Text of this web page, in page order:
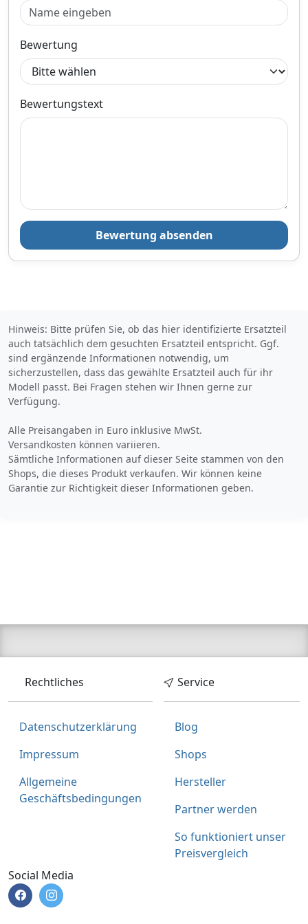
zuzüglich 3,90€ Versandkosten
83,90€
inklusive Mehrwertsteuer
Versandkostenfrei
Bezahlarten
Lieferung
2-3 Werktage
Produktinformationen des Anbieters
Bewertung
Bewertungstext
Bewertung absenden
Hinweis: Bitte prüfen Sie, ob das hier identifizierte Ersatzteil
auch tatsächlich dem gesuchten Ersatzteil entspricht. Ggf.
sind ergänzende Informationen notwendig, um
sicherzustellen, dass das gewählte Ersatzteil auch für ihr
Modell passt. Bei Fragen stehen wir Ihnen gerne zur
Verfügung.
Alle Preisangaben in Euro inklusive MwSt.
Versandkosten können variieren.
Sämtliche Informationen auf dieser Seite stammen von den
Shops, die dieses Produkt verkaufen. Wir können keine
Garantie zur Richtigkeit dieser Informationen geben.
Rechtliches
Datenschutzerklärung
Impressum
Allgemeine
Geschäftsbedingungen
Service
Blog
Shops
Hersteller
Partner werden
So funktioniert unser
Preisvergleich
Social Media